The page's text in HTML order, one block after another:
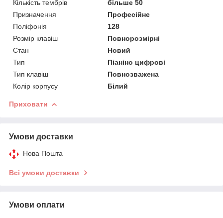
Кількість тембрів
більше 50
Призначення
Професійне
Поліфонія
128
Розмір клавіш
Повнорозмірні
Стан
Новий
Тип
Піаніно цифрові
Тип клавіш
Повнозважена
Колір корпусу
Білий
Приховати
Умови доставки
Нова Пошта
Всі умови доставки
Умови оплати